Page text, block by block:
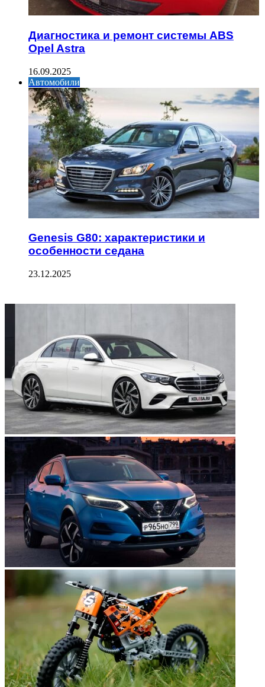
Диагностика и ремонт системы ABS
Opel Astra
16.09.2025
Автомобили
Genesis G80: характеристики и
особенности седана
23.12.2025